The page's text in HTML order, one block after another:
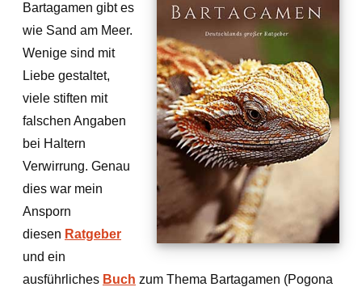
Bartagamen gibt es
wie Sand am Meer.
Wenige sind mit
Liebe gestaltet,
viele stiften mit
falschen Angaben
bei Haltern
Verwirrung. Genau
dies war mein
Ansporn
diesen Ratgeber
und ein
ausführliches Buch zum Thema Bartagamen (Pogona